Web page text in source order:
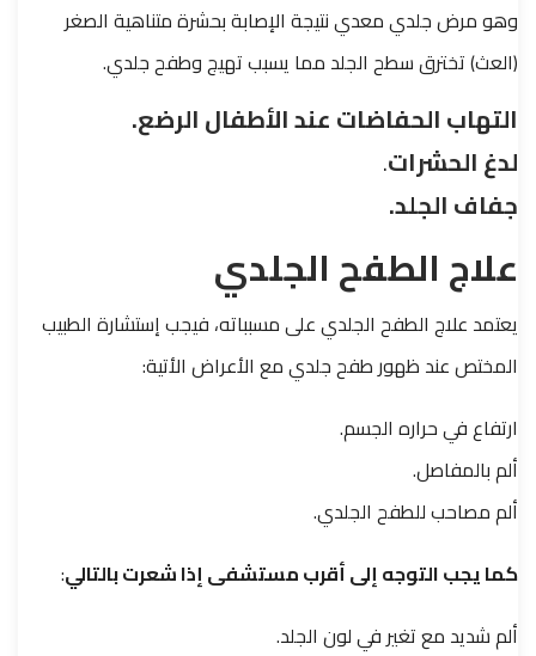
وهو مرض جلدي معدي نتيجة الإصابة بحشرة متناهية الصغر
(العث) تخترق سطح الجلد مما يسبب تهيج وطفح جلدي.
التهاب الحفاضات عند الأطفال الرضع.
لدغ الحشرات.
جفاف الجلد.
علاج الطفح الجلدي
يعتمد علاج الطفح الجلدي على مسبباته، فيجب إستشارة الطبيب
المختص عند ظهور طفح جلدي مع الأعراض الأتية:
ارتفاع في حراره الجسم.
ألم بالمفاصل.
ألم مصاحب للطفح الجلدي.
كما يجب التوجه إلى أقرب مستشفى إذا شعرت بالتالي:
ألم شديد مع تغير في لون الجلد.